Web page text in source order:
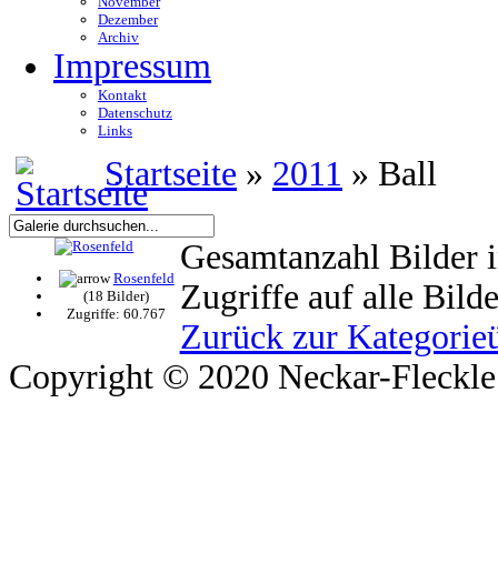
Dezember
Archiv
Impressum
Kontakt
Datenschutz
Links
Startseite » 2011 » Ball
Rosenfeld
(18 Bilder)
Zugriffe: 60.767
Gesamtanzahl Bilder
Zugriffe auf alle
Zurück zur
Copyright © 2020 Neckar-